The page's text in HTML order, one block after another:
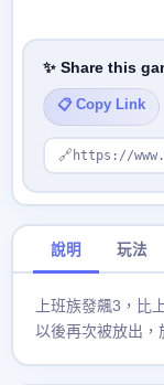
✨ Share this
📋 Copy Link
🔗 https://
說明 玩法
上班族發飆3，比
以後再次被放出，